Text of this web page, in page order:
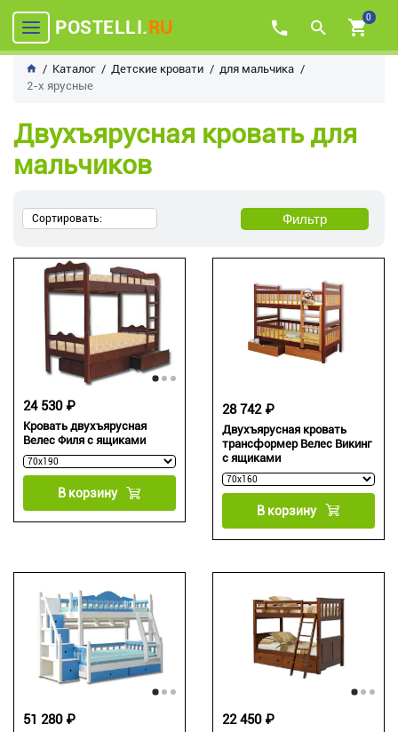
POSTELLI.RU 0
Каталог Детские кровати
для мальчика
2-х ярусные
Двухъярусная кровать для
мальчиков
Сортировать: Фильтр
Кровать двухъярусная
Велес Филя с ящиками
24 530 ₽
В корзину
Двухъярусная кровать
трансформер Велес Викинг
с ящиками
28 742 ₽
В корзину
51 280 ₽ 22 450 ₽